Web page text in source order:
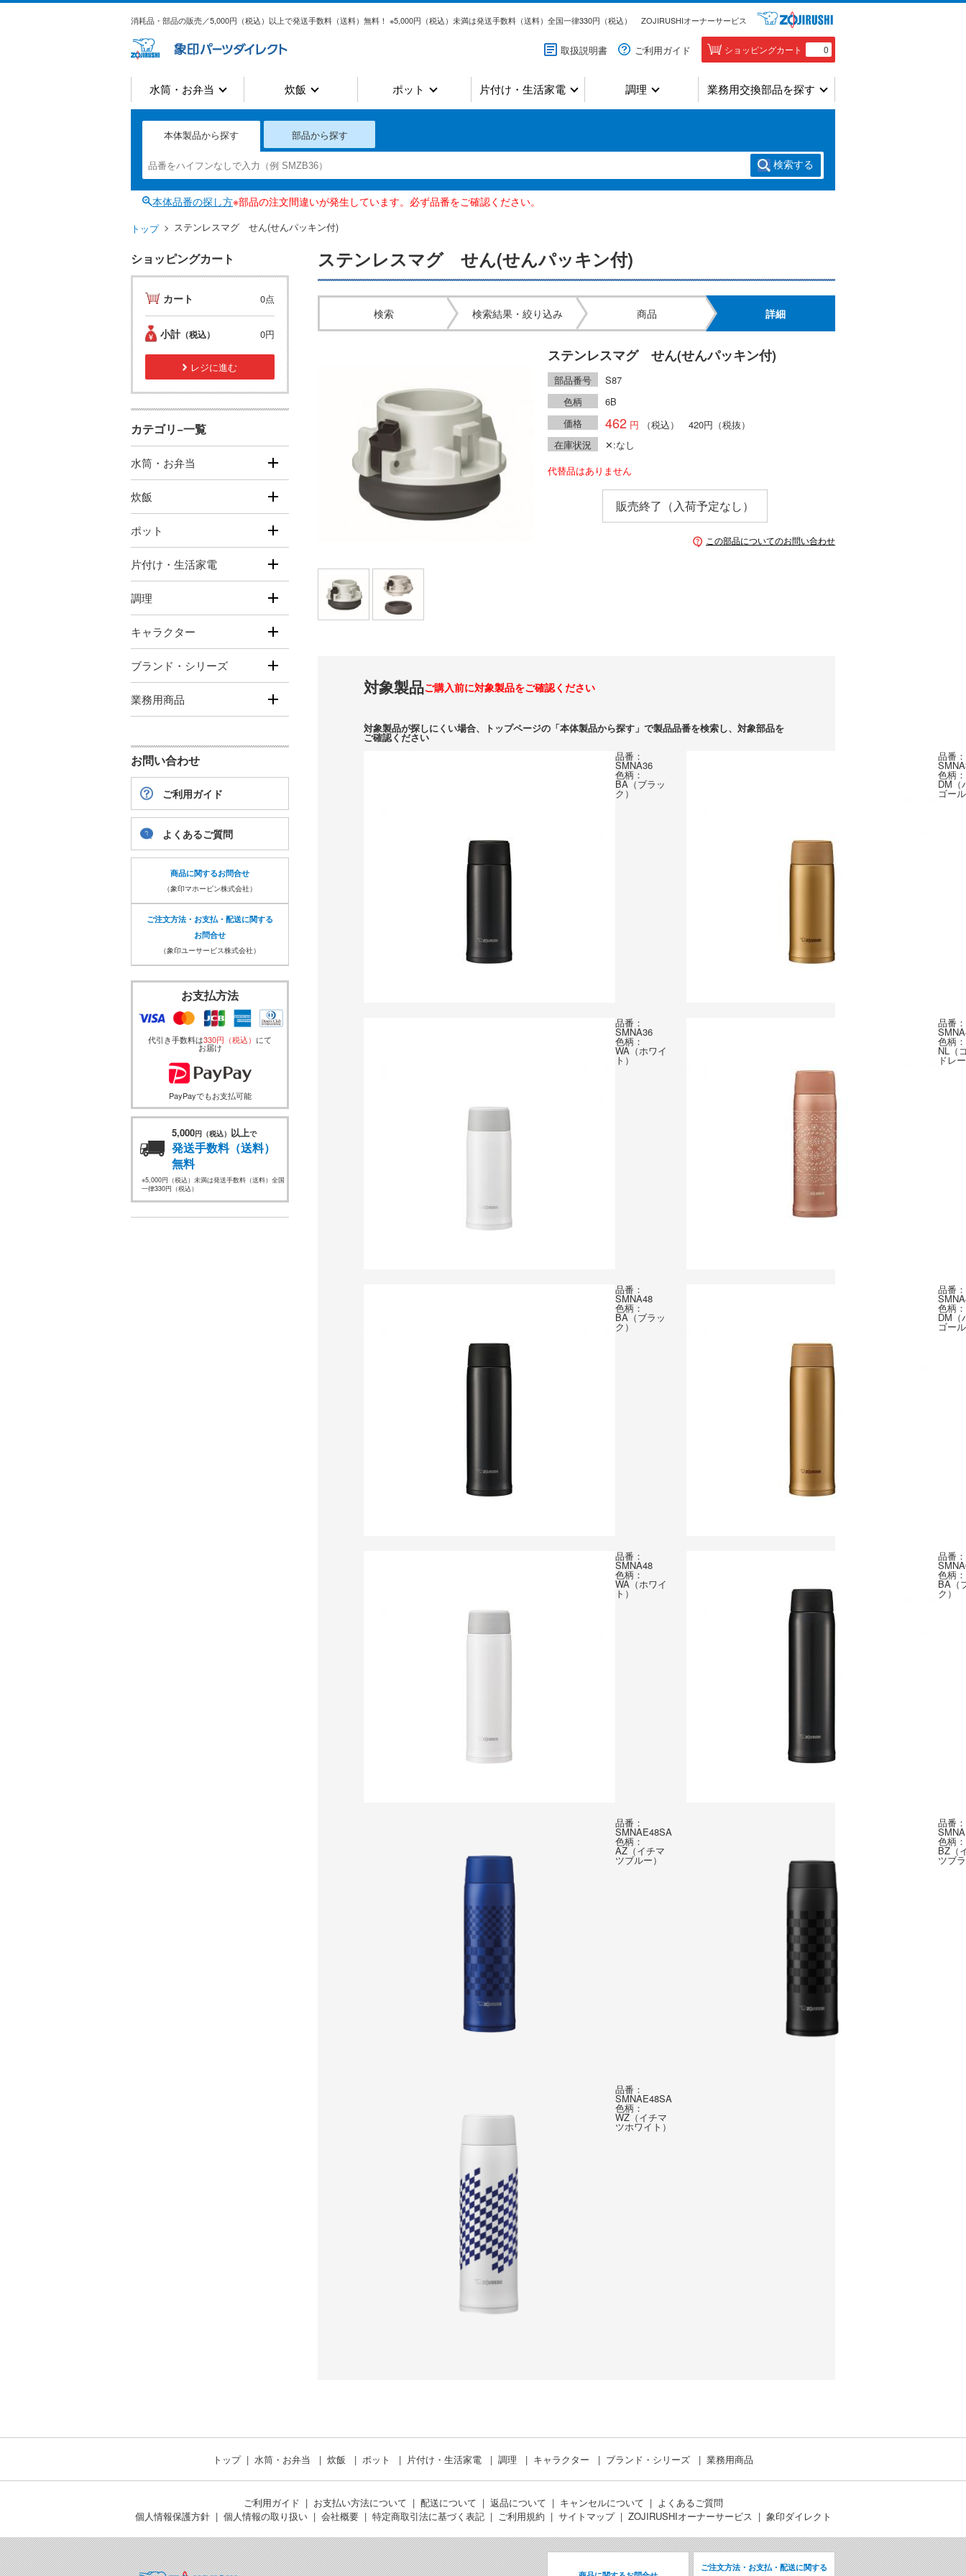
消耗品・部品の販売／5,000円（税込）以上で発送手数料（送料）無料！ ※5,000円（税込）未満は発送手数料（送料）全国一律330円（税込） ZOJIRUSHIオーナーサービス
取扱説明書 ご利用ガイド ショッピングカート 0
水筒・お弁当 炊飯 ポット 片付け・生活家電 調理 業務用交換部品を探す
本体製品から探す 部品から探す
検索する
本体品番の探し方※部品の注文間違いが発生しています。必ず品番をご確認ください。
トップ ステンレスマグ せん(せんパッキン付)
ステンレスマグ せん(せんパッキン付)
検索 検索結果・絞り込み 商品 詳細
ステンレスマグ せん(せんパッキン付)
部品番号
S87
色柄
6B
価格
462 （税込） 420円 （税抜）
在庫状況
✕:なし
代替品はありません
販売終了（入荷予定なし）
この部品についてのお問い合わせ
対象製品ご購入前に対象製品をご確認ください
対象製品が探しにくい場合、トップページの「本体製品から探す」で製品品番を検索し、対象部品を
ご確認ください
品番：
SMNA36
色柄：
BA（ブラッ
ク）
品番：
色柄：
DM（
ゴー
品番：
SMNA36
色柄：
WA（ホワイ
ト）
品番：
色柄：
NL（
ドレ
品番：
SMNA48
色柄：
BA（ブラッ
ク）
品番：
色柄：
DM（
ゴー
品番：
SMNA48
色柄：
WA（ホワイ
ト）
品番：
色柄：
BA（
ク）
品番：
SMNAE48SA
色柄：
AZ（イチマ
ツブルー）
品番：
色柄：
BZ（
ツブ
品番：
SMNAE48SA
色柄：
WZ（イチマ
ツホワイト）
ショッピングカート
カート 0点
小計 （税込） 0円
レジに進む
カテゴリ−一覧
水筒・お弁当
炊飯
ポット
片付け・生活家電
調理
キャラクター
ブランド・シリーズ
業務用商品
お問い合わせ
ご利用ガイド
よくあるご質問
商品に関するお問合せ
（象印マホービン株式会社）
ご注文方法・お支払・配送に関する
お問合せ
（象印ユーサービス株式会社）
お支払方法
代引き手数料は330円（税込） にて
お届け
PayPayでもお支払可能
5,000円（税込） 以上で
発送手数料（送料）
無料
※5,000円（税込）未満は発送手数料（送料）全国
一律330円（税込）
トップ 水筒・お弁当 炊飯 ポット 片付け・生活家電 調理 キャラクター ブランド・シリーズ 業務用商品
ご利用ガイド お支払い方法について 配送について 返品について キャンセルについて
よくあるご質問
個人情報保護方針
個人情報の取り扱い 会社概要 特定商取引法に基づく表記 ご利用規約 サイトマップ ZOJIRUSHIオーナーサービス 象印ダイレクト
ご注文方法・お支払・配送に関する